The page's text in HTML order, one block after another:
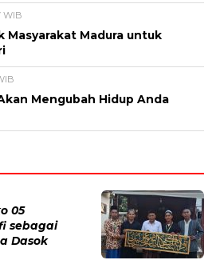
WIB
Masyarakat Madura untuk
Mengubah Hidup Anda
05
sebagai
Dasok